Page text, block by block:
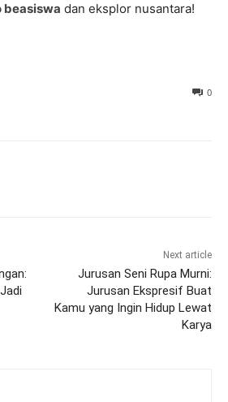
beasiswa dan eksplor nusantara!
0
Next article
Jurusan Seni Rupa Murni:
Jurusan Ekspresif Buat
Kamu yang Ingin Hidup Lewat
Karya